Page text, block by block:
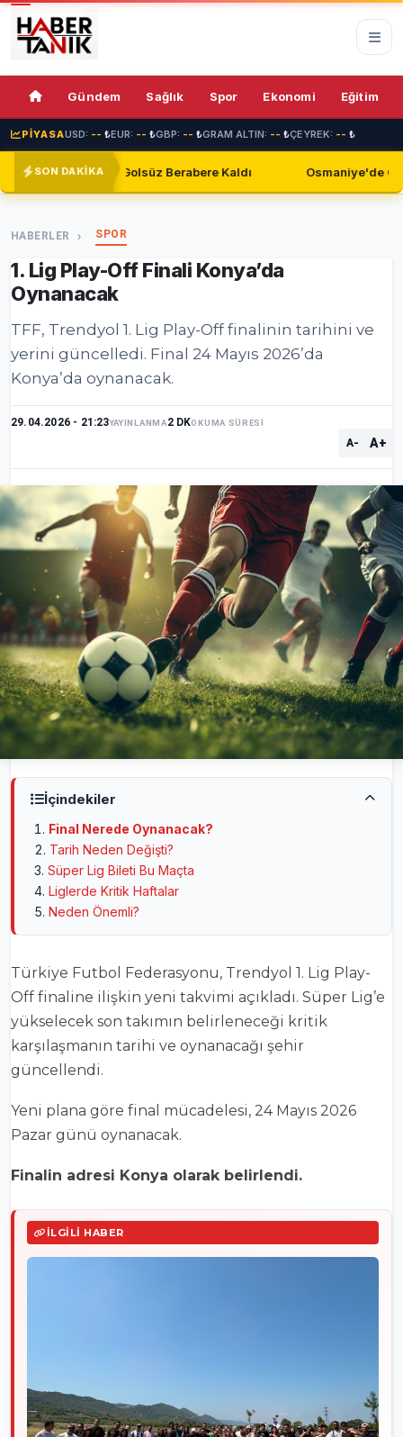
Gündem Sağlık Spor Ekonomi Eğitim
PİYASAUSD: -- ₺EUR: -- ₺GBP: -- ₺GRAM ALTIN: -- ₺ÇEYREK: -- ₺
SON DAKİKA
Berabere Kaldı Osmaniye'de Çalışmayan Güvenlik
75%
HABERLER SPOR
1. Lig Play-Off Finali Konya’da
Oynanacak
TFF, Trendyol 1. Lig Play-Off finalinin tarihini ve
yerini güncelledi. Final 24 Mayıs 2026’da
Konya’da oynanacak.
29.04.2026 - 21:23YAYINLANMA2 DKOKUMA SÜRESİ
A- A+
İçindekiler
Final Nerede Oynanacak?
Tarih Neden Değişti?
Süper Lig Bileti Bu Maçta
Liglerde Kritik Haftalar
Neden Önemli?
Türkiye Futbol Federasyonu, Trendyol 1. Lig Play-
Off finaline ilişkin yeni takvimi açıkladı. Süper Lig’e
yükselecek son takımın belirleneceği kritik
karşılaşmanın tarihi ve oynanacağı şehir
güncellendi.
Yeni plana göre final mücadelesi, 24 Mayıs 2026
Pazar günü oynanacak.
Finalin adresi Konya olarak belirlendi.
İLGILI HABER